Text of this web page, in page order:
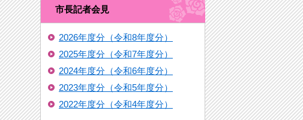
市長記者会見
2026年度分（令和8年度分）
2025年度分（令和7年度分）
2024年度分（令和6年度分）
2023年度分（令和5年度分）
2022年度分（令和4年度分）